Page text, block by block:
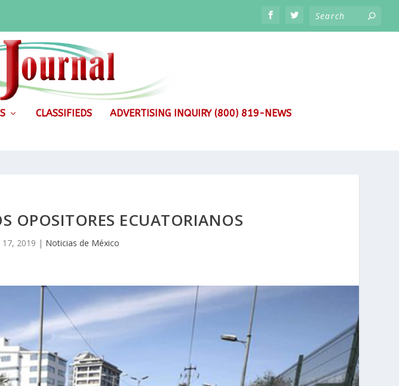
CLASSIFIEDS ADVERTISING INQUIRY (800) 819-NEWS
OPOSITORES ECUATORIANOS
17, 2019 | Noticias de México